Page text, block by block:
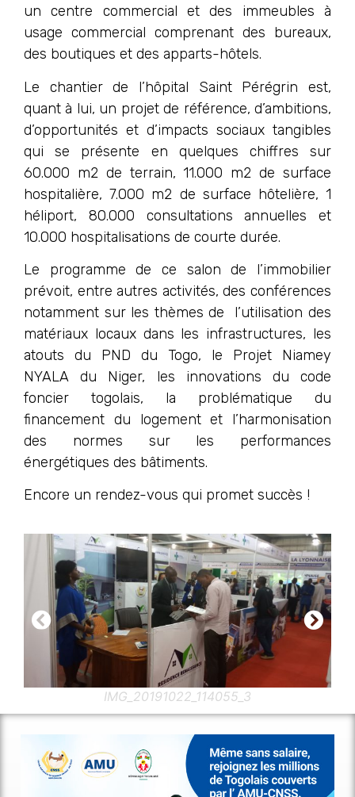
un centre commercial et des immeubles à
usage commercial comprenant des bureaux,
des boutiques et des apparts-hôtels.
Le chantier de l’hôpital Saint Pérégrin est,
quant à lui, un projet de référence, d’ambitions,
d’opportunités et d’impacts sociaux tangibles
qui se présente en quelques chiffres sur
60.000 m2 de terrain, 11.000 m2 de surface
hospitalière, 7.000 m2 de surface hôtelière, 1
héliport, 80.000 consultations annuelles et
10.000 hospitalisations de courte durée.
Le programme de ce salon de l’immobilier
prévoit, entre autres activités, des conférences
notamment sur les thèmes de l’utilisation des
matériaux locaux dans les infrastructures, les
atouts du PND du Togo, le Projet Niamey
NYALA du Niger, les innovations du code
foncier togolais, la problématique du
financement du logement et l’harmonisation
des normes sur les performances
énergétiques des bâtiments.
Encore un rendez-vous qui promet succès !
IMG_20191022_114055_3